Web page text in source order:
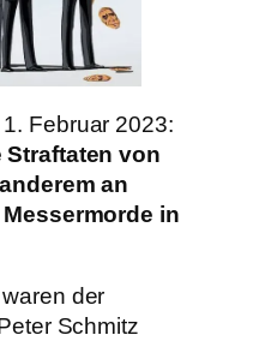
Februar 2023:
Straftaten von
an
in
der
Schmitz